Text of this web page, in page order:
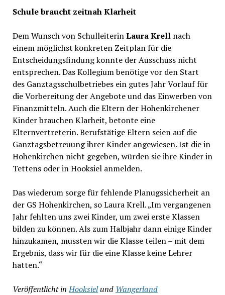
Schule braucht zeitnah Klarheit
Dem Wunsch von SchulleiterinLaura Krell nach
einem möglichst konkreten Zeitplan für die
Entscheidungsfindung konnte der Ausschuss nicht
entsprechen. Das Kollegium benötige vor den Start
des Ganztagsschulbetriebes ein gutes Jahr Vorlauf für
die Vorbereitung der Angebote und das Einwerben von
Finanzmitteln. Auch die Eltern der Hohenkirchener
Kinder brauchen Klarheit, betonte eine
Elternvertreterin. Berufstätige Eltern seien auf die
Ganztagsbetreuung ihrer Kinder angewiesen. Ist die in
Hohenkirchen nicht gegeben, würden sie ihre Kinder in
Tettens oder in Hooksiel anmelden.
Das wiederum sorge für fehlende Planugssicherheit an
der GS Hohenkirchen, so Laura Krell. „Im vergangenen
Jahr fehlten uns zwei Kinder, um zwei erste Klassen
bilden zu können. Als zum Halbjahr dann einige Kinder
hinzukamen, mussten wir die Klasse teilen – mit dem
Ergebnis, dass wir für die eine Klasse keine Lehrer
hatten.“
Veröffentlicht in Hooksielund Wangerland